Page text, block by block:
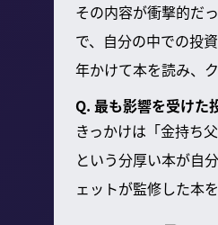
その内容が衝撃的だ
で、自分の中での投
年かけて本を読み、
Q. 最も影響を受けた
きっかけは「金持ち
という分厚い本が自
ェットが監修した本